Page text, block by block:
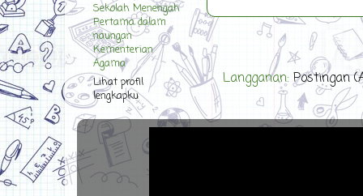
Langganan: Postingan
Sekolah Menengah
Pertama dalam
naungan
Kementerian
Agama
Lihat profil
lengkapku